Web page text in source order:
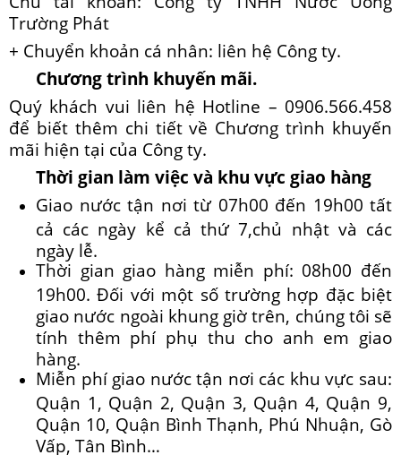
Trường Phát
+ Chuyển khoản cá nhân: liên hệ Công ty.
Chương trình khuyến mãi.
Quý khách vui liên hệ Hotline – 0906.566.458
để biết thêm chi tiết về Chương trình khuyến
mãi hiện tại của Công ty.
Thời gian làm việc và khu vực giao hàng
Giao nước tận nơi từ 07h00 đến 19h00 tất
cả các ngày kể cả thứ 7,chủ nhật và các
ngày lễ.
Thời gian giao hàng miễn phí: 08h00 đến
19h00. Đối với một số trường hợp đặc biệt
giao nước ngoài khung giờ trên, chúng tôi sẽ
tính thêm phí phụ thu cho anh em giao
hàng.
Miễn phí giao nước tận nơi các khu vực sau:
Quận 1, Quận 2, Quận 3, Quận 4, Quận 9,
Quận 10, Quận Bình Thạnh, Phú Nhuận, Gò
Vấp, Tân Bình…